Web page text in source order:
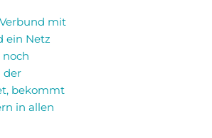
mit
ein Netz
der
bekommt
in allen